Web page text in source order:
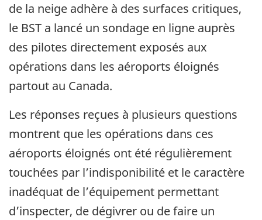
de la neige adhère à des surfaces critiques,
le BST a lancé un sondage en ligne auprès
des pilotes directement exposés aux
opérations dans les aéroports éloignés
partout au Canada.
Les réponses reçues à plusieurs questions
montrent que les opérations dans ces
aéroports éloignés ont été régulièrement
touchées par l’indisponibilité et le caractère
inadéquat de l’équipement permettant
d’inspecter, de dégivrer ou de faire un